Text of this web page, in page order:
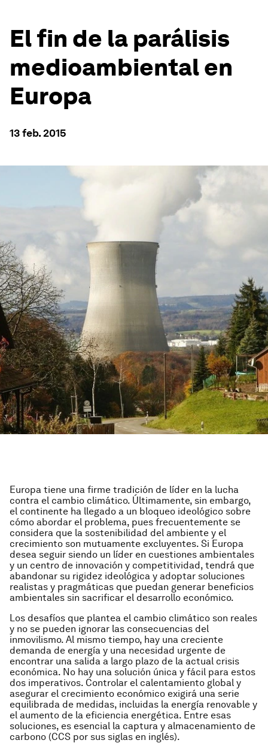
El fin de la parálisis
medioambiental en
Europa
13 feb. 2015
Europa tiene una firme tradición de líder en la lucha
contra el cambio climático. Últimamente, sin embargo,
el continente ha llegado a un bloqueo ideológico sobre
cómo abordar el problema, pues frecuentemente se
considera que la sostenibilidad del ambiente y el
crecimiento son mutuamente excluyentes. Si Europa
desea seguir siendo un líder en cuestiones ambientales
y un centro de innovación y competitividad, tendrá que
abandonar su rigidez ideológica y adoptar soluciones
realistas y pragmáticas que puedan generar beneficios
ambientales sin sacrificar el desarrollo económico.
Los desafíos que plantea el cambio climático son reales
y no se pueden ignorar las consecuencias del
inmovilismo. Al mismo tiempo, hay una creciente
demanda de energía y una necesidad urgente de
encontrar una salida a largo plazo de la actual crisis
económica. No hay una solución única y fácil para estos
dos imperativos. Controlar el calentamiento global y
asegurar el crecimiento económico exigirá una serie
equilibrada de medidas, incluidas la energía renovable y
el aumento de la eficiencia energética. Entre esas
soluciones, es esencial la captura y almacenamiento de
carbono (CCS por sus siglas en inglés).